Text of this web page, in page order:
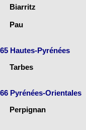
Biarritz
Pau
65 Hautes-Pyrénées
Tarbes
66 Pyrénées-Orientales
Perpignan